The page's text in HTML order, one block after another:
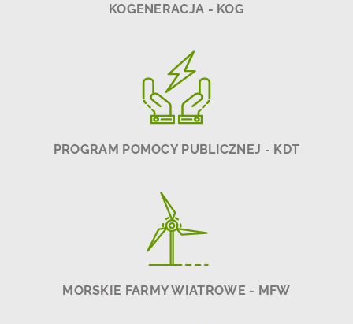
KOGENERACJA - KOG
PROGRAM POMOCY PUBLICZNEJ - KDT
MORSKIE FARMY WIATROWE - MFW